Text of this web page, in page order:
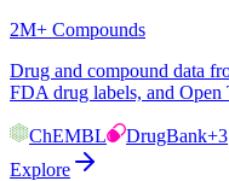
2M+ Compounds
Drug and compound data
FDA drug labels, and Open
ChEMBL DrugBank+3
Explore